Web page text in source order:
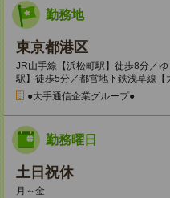
勤務地
東京都港区
JR山手線【浜松町駅】徒歩8分／
駅】徒歩5分／都営地下鉄浅草線【
●大手通信企業グループ●
勤務曜日
土日祝休
月～金